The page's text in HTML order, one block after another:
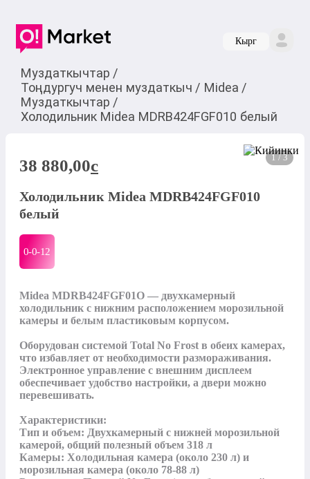
Кырг
Муздаткычтар /
Тоңдургуч менен муздаткыч / Midea /
Муздаткычтар /
Холодильник Midea MDRB424FGF010 белый
1 / 3
38 880,00c
Холодильник Midea MDRB424FGF010
белый
0-0-12
Midea MDRB424FGF01O — двухкамерный
холодильник с нижним расположением морозильной
камеры и белым пластиковым корпусом.
Оборудован системой Total No Frost в обеих камерах,
что избавляет от необходимости размораживания.
Электронное управление с внешним дисплеем
обеспечивает удобство настройки, а двери можно
перевешивать.
Характеристики:
Тип и объем: Двухкамерный с нижней морозильной
камерой, общий полезный объем 318 л
Камеры: Холодильная камера (около 230 л) и
морозильная камера (около 78-88 л)